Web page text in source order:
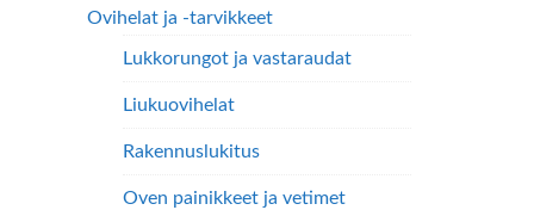
Ovihelat ja -tarvikkeet
Lukkorungot ja vastaraudat
Liukuovihelat
Rakennuslukitus
Oven painikkeet ja vetimet